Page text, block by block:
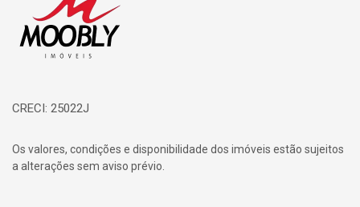
CRECI: 25022J
Os valores, condições e disponibilidade dos imóveis estão sujeitos
a alterações sem aviso prévio.